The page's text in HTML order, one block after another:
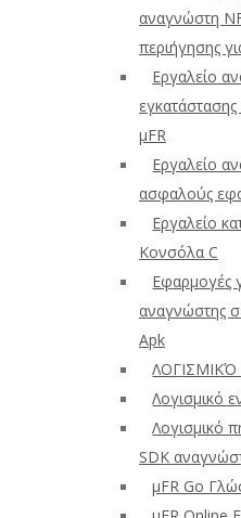
αναγνώστη
περιήγησης
Εργαλείο
μFR
Εργαλείο
ασφαλούς
Εργαλείο
Κονσόλα C
Εφαρμογές
αναγνώστης
Apk
ΛΟΓΙΣΜΙΚΌ
Λογισμικό
Λογισμικό
SDK
μFR Go